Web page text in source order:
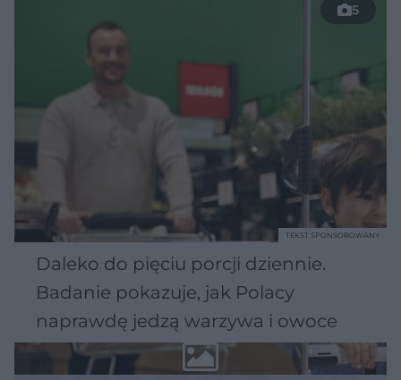
5
Daleko do pięciu porcji dziennie.
Badanie pokazuje, jak Polacy
naprawdę jedzą warzywa i owoce
TEKST SPONSOROWANY